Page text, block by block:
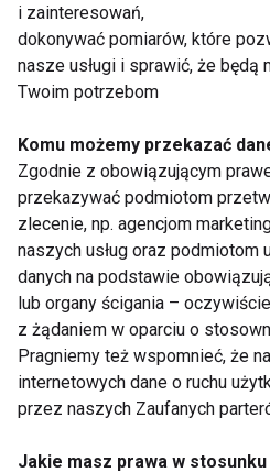
Aktywne lato w
Ogrodach Ulricha.
Bezpłatne zajęcia
sportowe dla
mieszkańców
Warszawy
Pokaż
Aktualności
i zainteresowań,
dokonywać pomiarów, które
nasze usługi i sprawić, że będą
Twoim potrzebom
Komu możemy przekazać
Zgodnie z obowiązującym
przekazywać podmiotom
zlecenie, np. agencjom
naszych usług oraz podmiotom
danych na podstawie
lub organy ścigania –
z żądaniem w oparciu o
Pragniemy też wspomnieć, że
internetowych dane o ruchu
przez naszych Zaufanych
Jakie masz prawa w